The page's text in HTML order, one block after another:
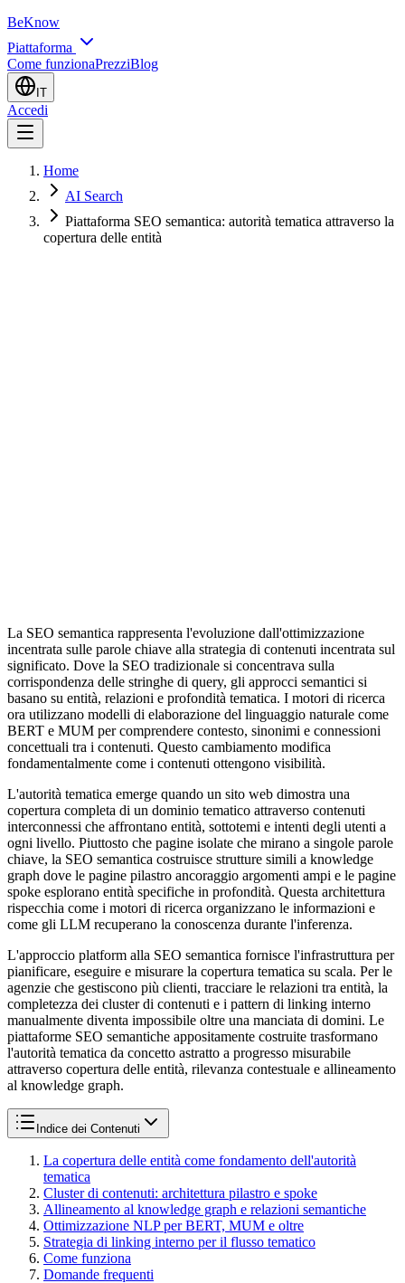
BeKnow
Piattaforma
Come funzionaPrezziBlog
IT
Accedi
Home
AI Search
Piattaforma SEO semantica: autorità tematica attraverso la
copertura delle entità
La SEO semantica rappresenta l'evoluzione dall'ottimizzazione
incentrata sulle parole chiave alla strategia di contenuti incentrata sul
significato. Dove la SEO tradizionale si concentrava sulla
corrispondenza delle stringhe di query, gli approcci semantici si
basano su entità, relazioni e profondità tematica. I motori di ricerca
ora utilizzano modelli di elaborazione del linguaggio naturale come
BERT e MUM per comprendere contesto, sinonimi e connessioni
concettuali tra i contenuti. Questo cambiamento modifica
fondamentalmente come i contenuti ottengono visibilità.
L'autorità tematica emerge quando un sito web dimostra una
copertura completa di un dominio tematico attraverso contenuti
interconnessi che affrontano entità, sottotemi e intenti degli utenti a
ogni livello. Piuttosto che pagine isolate che mirano a singole parole
chiave, la SEO semantica costruisce strutture simili a knowledge
graph dove le pagine pilastro ancoraggio argomenti ampi e le pagine
spoke esplorano entità specifiche in profondità. Questa architettura
rispecchia come i motori di ricerca organizzano le informazioni e
come gli LLM recuperano la conoscenza durante l'inferenza.
L'approccio platform alla SEO semantica fornisce l'infrastruttura per
pianificare, eseguire e misurare la copertura tematica su scala. Per le
agenzie che gestiscono più clienti, tracciare le relazioni tra entità, la
completezza dei cluster di contenuti e i pattern di linking interno
manualmente diventa impossibile oltre una manciata di domini. Le
piattaforme SEO semantiche appositamente costruite trasformano
l'autorità tematica da concetto astratto a progresso misurabile
attraverso copertura delle entità, rilevanza contestuale e allineamento
al knowledge graph.
Indice dei Contenuti
La copertura delle entità come fondamento dell'autorità
tematica
Cluster di contenuti: architettura pilastro e spoke
Allineamento al knowledge graph e relazioni semantiche
Ottimizzazione NLP per BERT, MUM e oltre
Strategia di linking interno per il flusso tematico
Come funziona
Domande frequenti